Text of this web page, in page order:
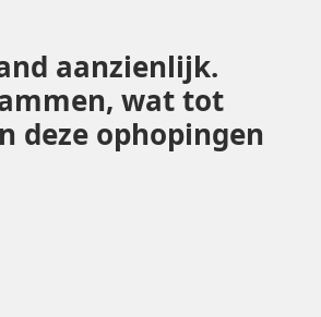
aanzienlijk.
wat tot
deze ophopingen